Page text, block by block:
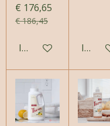
€ 176,65
€ 186,45
In winkelwagen
In